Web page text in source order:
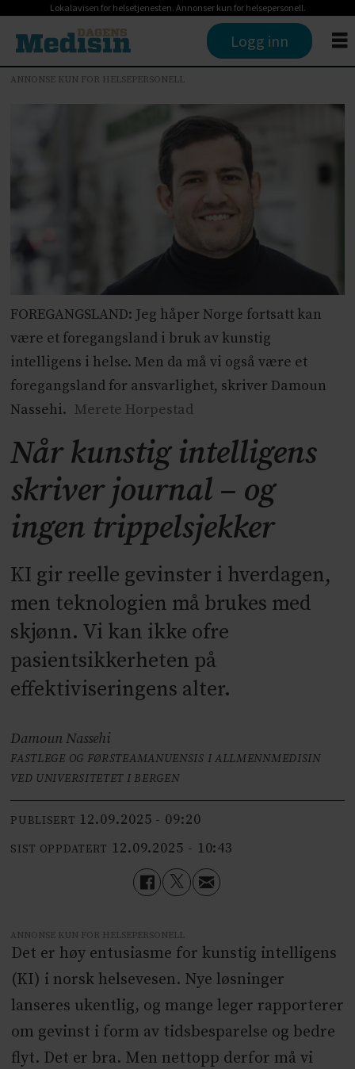
Lokalavisen for helsetjenesten. Annonser kun for helsepersonell.
Logg inn
ANNONSE KUN FOR HELSEPERSONELL
FOREGANGSLAND: Jeg håper Norge fortsatt kan
være et foregangsland i bruk av kunstig
intelligens i helse. Men da må vi også være et
foregangsland for ansvarlighet, skriver Damoun
Nassehi. Merete Horpestad
Når kunstig intelligens
skriver journal – og
ingen trippelsjekker
KI gir reelle gevinster i hverdagen,
men teknologien må brukes med
skjønn. Vi kan ikke ofre
pasientsikkerheten på
effektiviseringens alter.
Damoun Nassehi
FASTLEGE OG FØRSTEAMANUENSIS I ALLMENNMEDISIN
VED UNIVERSITETET I BERGEN
PUBLISERT 12.09.2025 - 09:20
SIST OPPDATERT 12.09.2025 - 10:43
ANNONSE KUN FOR HELSEPERSONELL
Det er høy entusiasme for kunstig intelligens
(KI) i norsk helsevesen. Nye løsninger
lanseres ukentlig, og mange leger rapporterer
om gevinst i form av tidsbesparelse og bedre
flyt. Det er bra. Men nettopp derfor må vi